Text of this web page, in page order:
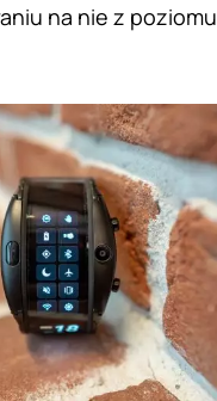
na nie z poziomu